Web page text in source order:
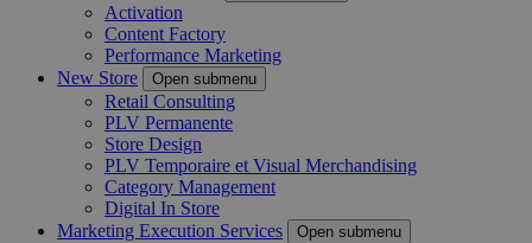
Activation
Content Factory
Performance Marketing
New Store
Open submenu
Retail Consulting
PLV Permanente
Store Design
PLV Temporaire et Visual Merchandising
Category Management
Digital In Store
Marketing Execution Services
Open submenu